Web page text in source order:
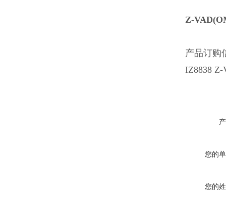
Z-
产品订购
IZ8838
您的
您的